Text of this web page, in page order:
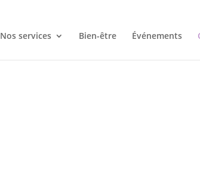
Nos services Bien-être Événements